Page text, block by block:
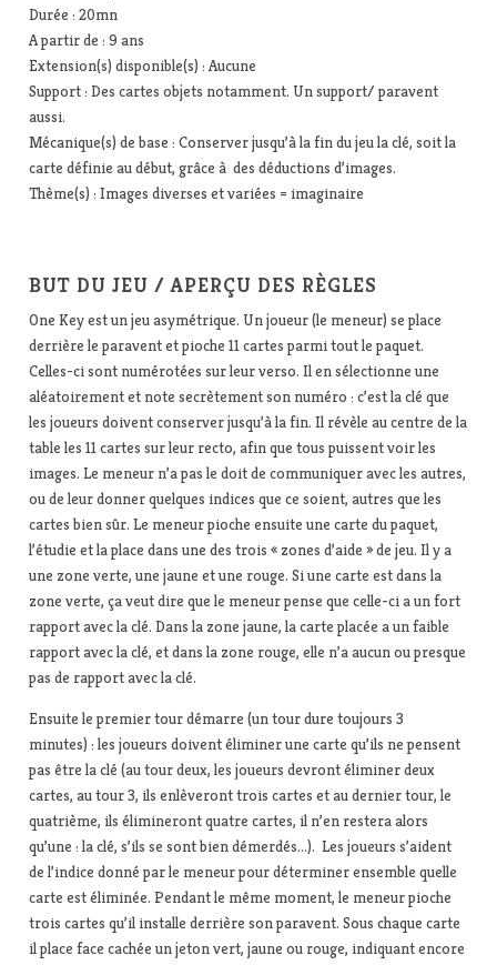
Durée : 20mn
A partir de : 9 ans
Extension(s) disponible(s) : Aucune
Support : Des cartes objets notamment. Un support/ paravent
aussi.
Mécanique(s) de base : Conserver jusqu’à la fin du jeu la clé, soit la
carte définie au début, grâce à des déductions d’images.
Thème(s) : Images diverses et variées = imaginaire
BUT DU JEU / APERÇU DES RÈGLES
One Key est un jeu asymétrique. Un joueur (le meneur) se place
derrière le paravent et pioche 11 cartes parmi tout le paquet.
Celles-ci sont numérotées sur leur verso. Il en sélectionne une
aléatoirement et note secrètement son numéro : c’est la clé que
les joueurs doivent conserver jusqu’à la fin. Il révèle au centre de la
table les 11 cartes sur leur recto, afin que tous puissent voir les
images. Le meneur n’a pas le doit de communiquer avec les autres,
ou de leur donner quelques indices que ce soient, autres que les
cartes bien sûr. Le meneur pioche ensuite une carte du paquet,
l’étudie et la place dans une des trois « zones d’aide » de jeu. Il y a
une zone verte, une jaune et une rouge. Si une carte est dans la
zone verte, ça veut dire que le meneur pense que celle-ci a un fort
rapport avec la clé. Dans la zone jaune, la carte placée a un faible
rapport avec la clé, et dans la zone rouge, elle n’a aucun ou presque
pas de rapport avec la clé.
Ensuite le premier tour démarre (un tour dure toujours 3
minutes) : les joueurs doivent éliminer une carte qu’ils ne pensent
pas être la clé (au tour deux, les joueurs devront éliminer deux
cartes, au tour 3, ils enlèveront trois cartes et au dernier tour, le
quatrième, ils élimineront quatre cartes, il n’en restera alors
qu’une : la clé, s’ils se sont bien démerdés…). Les joueurs s’aident
de l’indice donné par le meneur pour déterminer ensemble quelle
carte est éliminée. Pendant le même moment, le meneur pioche
trois cartes qu’il installe derrière son paravent. Sous chaque carte
il place face cachée un jeton vert, jaune ou rouge, indiquant encore